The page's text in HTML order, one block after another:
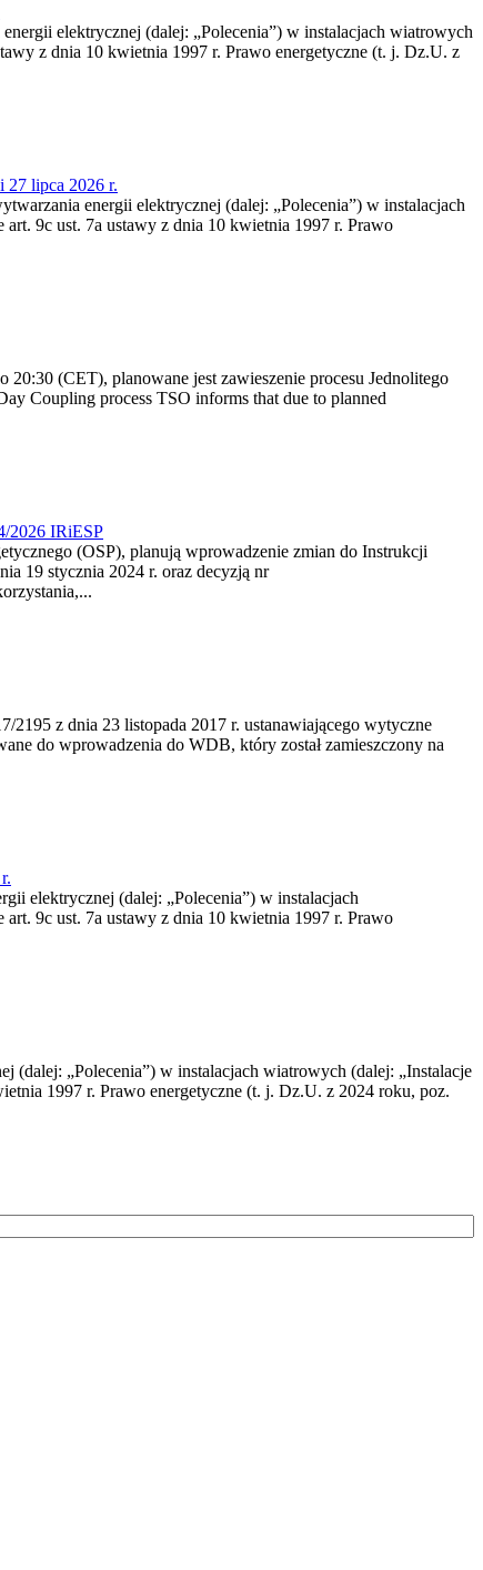
elektrycznej (dalej: „Polecenia”) w instalacjach wiatrowych
z dnia 10 kwietnia 1997 r. Prawo energetyczne (t. j. Dz.U. z
27 lipca 2026 r.
energii elektrycznej (dalej: „Polecenia”) w instalacjach
art. 9c ust. 7a ustawy z dnia 10 kwietnia 1997 r. Prawo
(CET), planowane jest zawieszenie procesu Jednolitego
Coupling process TSO informs that due to planned
2026 IRiESP
(OSP), planują wprowadzenie zmian do Instrukcji
19 stycznia 2024 r. oraz decyzją nr
z dnia 23‍ listopada 2017 r. ustanawiającego wytyczne
do wprowadzenia do WDB, który został zamieszczony na
elektrycznej (dalej: „Polecenia”) w instalacjach
art. 9c ust. 7a ustawy z dnia 10 kwietnia 1997 r. Prawo
(dalej: „Polecenia”) w instalacjach wiatrowych (dalej: „Instalacje
1997 r. Prawo energetyczne (t. j. Dz.U. z 2024 roku, poz.